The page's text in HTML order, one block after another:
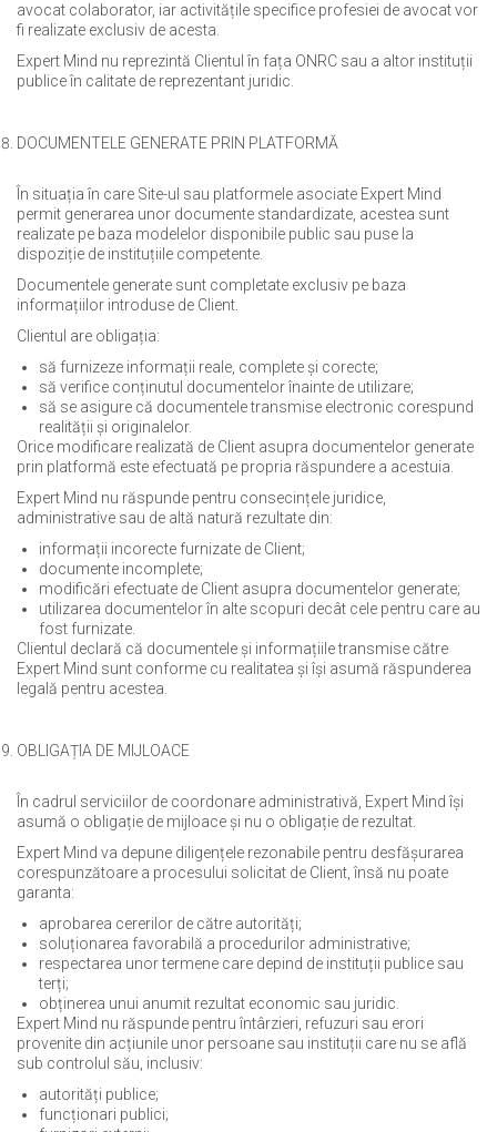
avocat colaborator, iar activitățile specifice profesiei de avocat vor
fi realizate exclusiv de acesta.
Expert Mind nu reprezintă Clientul în fața ONRC sau a altor instituții
publice în calitate de reprezentant juridic.
DOCUMENTELE GENERATE PRIN PLATFORMĂ
În situația în care Site-ul sau platformele asociate Expert Mind
permit generarea unor documente standardizate, acestea sunt
realizate pe baza modelelor disponibile public sau puse la
dispoziție de instituțiile competente.
Documentele generate sunt completate exclusiv pe baza
informațiilor introduse de Client.
Clientul are obligația:
să furnizeze informații reale, complete și corecte;
să verifice conținutul documentelor înainte de utilizare;
să se asigure că documentele transmise electronic corespund
realității și originalelor.
Orice modificare realizată de Client asupra documentelor generate
prin platformă este efectuată pe propria răspundere a acestuia.
Expert Mind nu răspunde pentru consecințele juridice,
administrative sau de altă natură rezultate din:
informații incorecte furnizate de Client;
documente incomplete;
modificări efectuate de Client asupra documentelor generate;
utilizarea documentelor în alte scopuri decât cele pentru care au
fost furnizate.
Clientul declară că documentele și informațiile transmise către
Expert Mind sunt conforme cu realitatea și își asumă răspunderea
legală pentru acestea.
OBLIGAȚIA DE MIJLOACE
În cadrul serviciilor de coordonare administrativă, Expert Mind își
asumă o obligație de mijloace și nu o obligație de rezultat.
Expert Mind va depune diligențele rezonabile pentru desfășurarea
corespunzătoare a procesului solicitat de Client, însă nu poate
garanta:
aprobarea cererilor de către autorități;
soluționarea favorabilă a procedurilor administrative;
respectarea unor termene care depind de instituții publice sau
terți;
obținerea unui anumit rezultat economic sau juridic.
Expert Mind nu răspunde pentru întârzieri, refuzuri sau erori
provenite din acțiunile unor persoane sau instituții care nu se află
sub controlul său, inclusiv:
autorități publice;
funcționari publici;